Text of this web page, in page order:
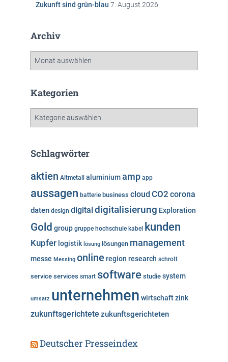
Zukunft sind grün-blau 7. August 2026
Archiv
h
Kategorien
g
r
i
n
Schlagwörter
aktien Altmetall aluminiumamp app
aussagen batterie business cloud CO2 corona
daten design digital digitalisierung Exploration
Gold group gruppe hochschule kabel kunden
Kupfer logistik lösung lösungen management
messe Messing online region research schrott
service services smart software studie system
umsatz unternehmen wirtschaftzink
zukunftsgerichtete zukunftsgerichteten
Deutscher Presseindex